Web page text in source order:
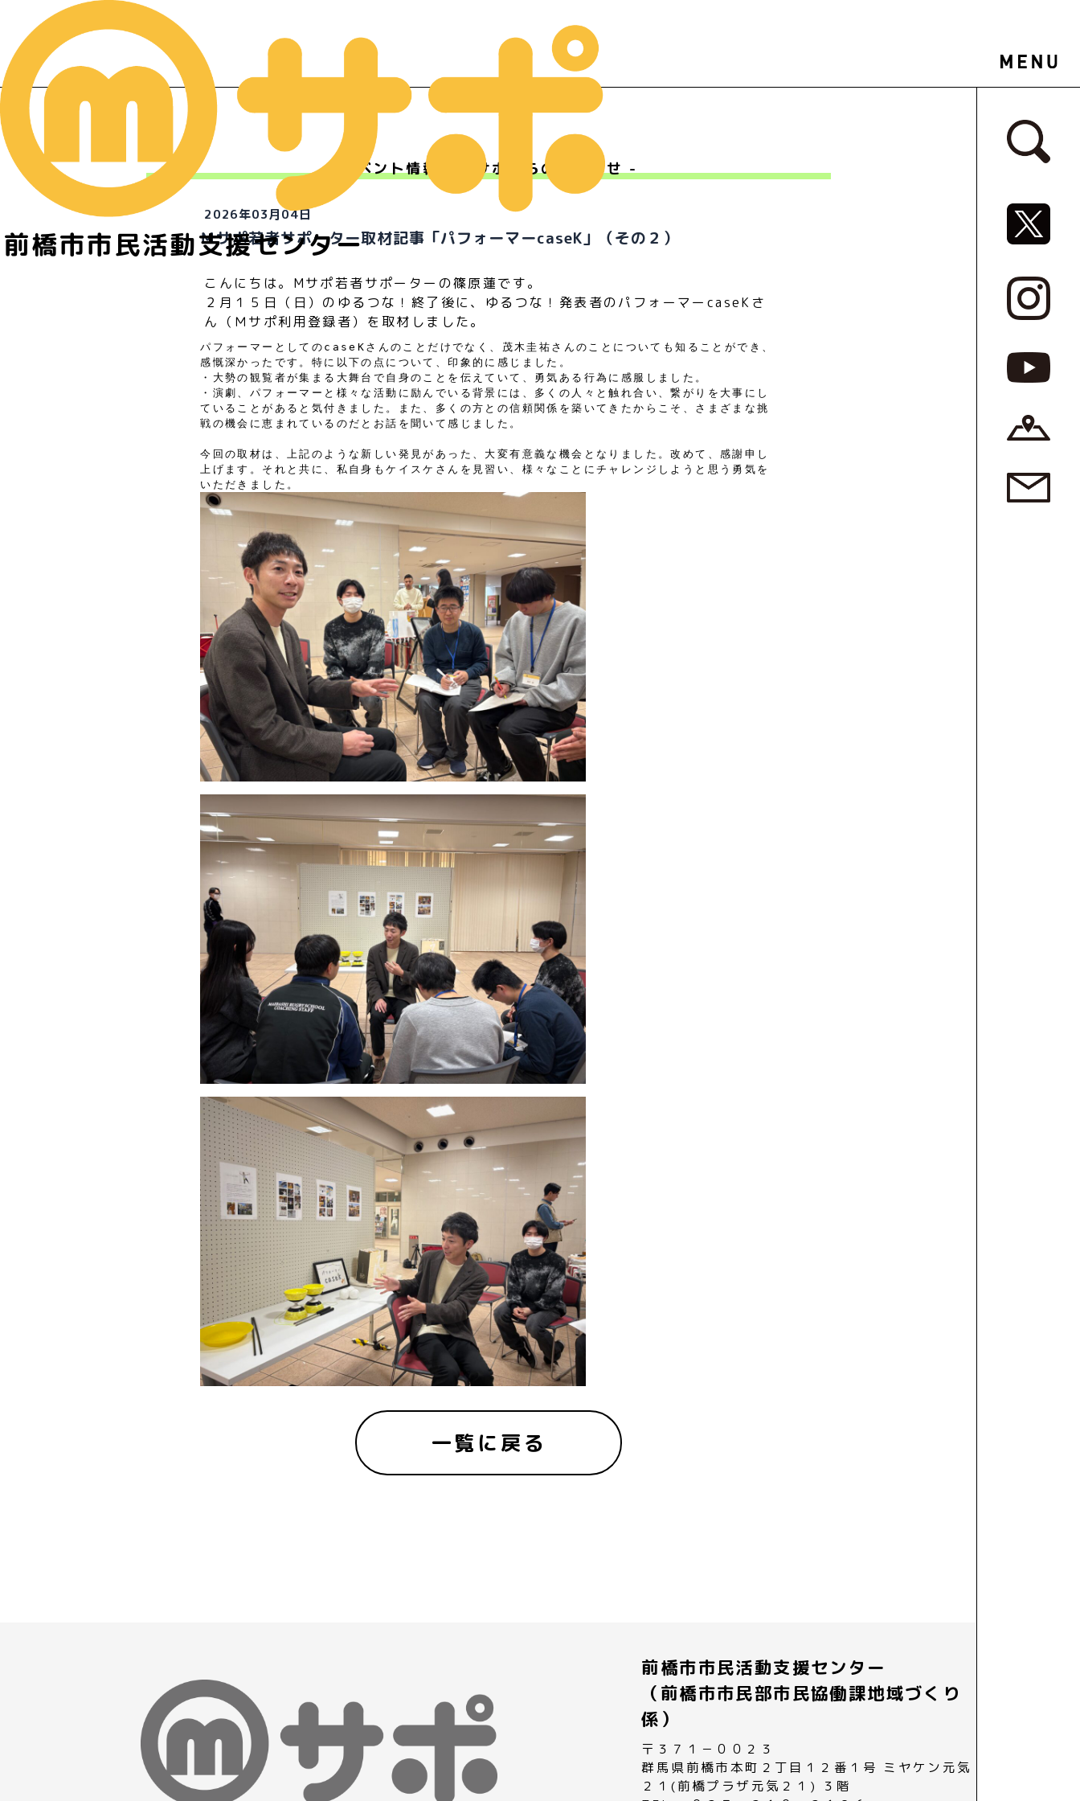
前橋市市民活動支援センター
サイドバ
SNSリ
イベント情報 - Ｍサポからのお知らせ -
2026年03月04日
Ｍサポ若者サポーター取材記事「パフォーマーcaseK」（その２）
こんにちは。Mサポ若者サポーターの篠原蓮です。
２月１５日（日）のゆるつな！終了後に、ゆるつな！発表者のパフォーマーcaseKさ
ん（Ｍサポ利用登録者）を取材しました。
パフォーマーとしてのcaseKさんのことだけでなく、茂木圭祐さんのことについても知ることができ、
感慨深かったです。特に以下の点について、印象的に感じました。
・大勢の観覧者が集まる大舞台で自身のことを伝えていて、勇気ある行為に感服しました。
・演劇、パフォーマーと様々な活動に励んでいる背景には、多くの人々と触れ合い、繋がりを大事にし
ていることがあると気付きました。また、多くの方との信頼関係を築いてきたからこそ、さまざまな挑
戦の機会に恵まれているのだとお話を聞いて感じました。
今回の取材は、上記のような新しい発見があった、大変有意義な機会となりました。改めて、感謝申し
上げます。それと共に、私自身もケイスケさんを見習い、様々なことにチャレンジしようと思う勇気を
いただきました。
一覧に戻る
前橋市市民活動支援センター
（前橋市市民部市民協働課地域づくり
係）
〒３７１－００２３
群馬県前橋市本町２丁目１２番１号 ミヤケン元気
２１(前橋プラザ元気２１) ３階